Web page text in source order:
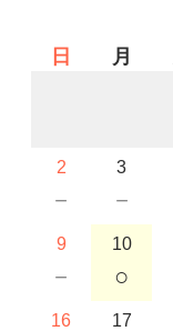
日 月
2
－
3
－
9
－
10
○
16 17